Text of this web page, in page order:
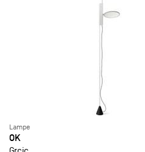
Lampe
OK